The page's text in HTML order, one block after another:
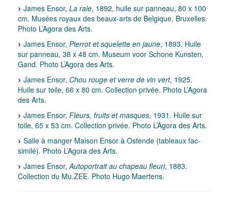
James Ensor, La raie, 1892, huile sur panneau, 80 x 100
cm. Musées royaux des beaux-arts de Belgique, Bruxelles.
Photo L’Agora des Arts.
James Ensor, Pierrot et squelette en jaune, 1893. Huile
sur panneau, 38 x 48 cm. Museum voor Schone Kunsten,
Gand. Photo L’Agora des Arts.
James Ensor, Chou rouge et verre de vin vert, 1925.
Huile sur toile, 66 x 80 cm. Collection privée. Photo L’Agora
des Arts.
James Ensor, Fleurs, fruits et masques, 1931. Huile sur
toile, 65 x 53 cm. Collection privée. Photo L’Agora des Arts.
Salle à manger Maison Ensor à Ostende (tableaux fac-
similé). Photo L’Agora des Arts.
James Ensor, Autoportrait au chapeau fleuri, 1883.
Collection du Mu.ZEE. Photo Hugo Maertens.